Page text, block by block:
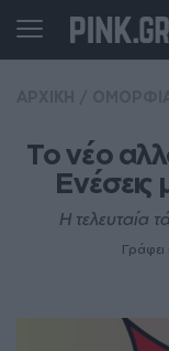
Το νέο
Η τελευταία
Γράφει